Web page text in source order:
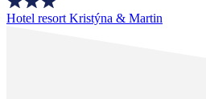
Hotel resort Kristýna & Martin